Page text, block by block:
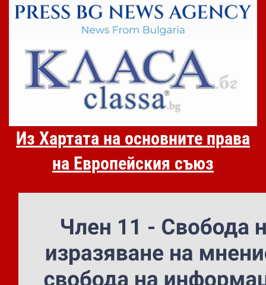
Из Хартата на основните права
на Европейския съюз